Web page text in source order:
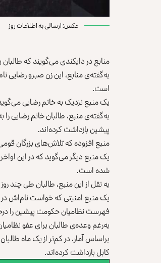
عکس: ارسالی به اطلاعات روز
منابع در دایکندی می‌گویند که
به‌گفته‌ی منابع، این زن صبرو رضایی
است.
یک منبع نزدیک به خانم رضایی
به‌گفته‌ی منبع، طالبان خانم رضایی
پیشین بازداشت کرده‌اند.
منبع افزوده که تلاش‌های بزرگان
یک منبع دیگر می‌گوید که در این
شده است.
به نقل از این منبع، طالبان طی چند
یک منبع امنیتی که خواست نام‌اش در
فهرست نظامیان حکومت پیشین را
به‌رغم وعده‌ی طالبان برای عفو
براساس آمار، در کم‌تر از یک ماه
کابل بازداشت کرده‌اند.